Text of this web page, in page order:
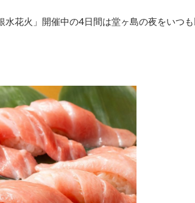
花火」開催中の4日間は堂ヶ島の夜をいつ